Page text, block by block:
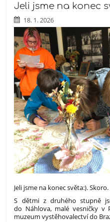
Jeli jsme na konec
18. 1. 2026
Jeli jsme na konec světa:). Skoro.
S dětmi z druhého stupně
do Náhlova, malé vesničky v
muzeum vystěhovalectví do